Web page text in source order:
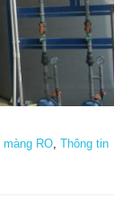
màng RO, Thông tin